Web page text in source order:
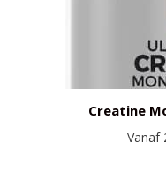
Creatine
Vanaf